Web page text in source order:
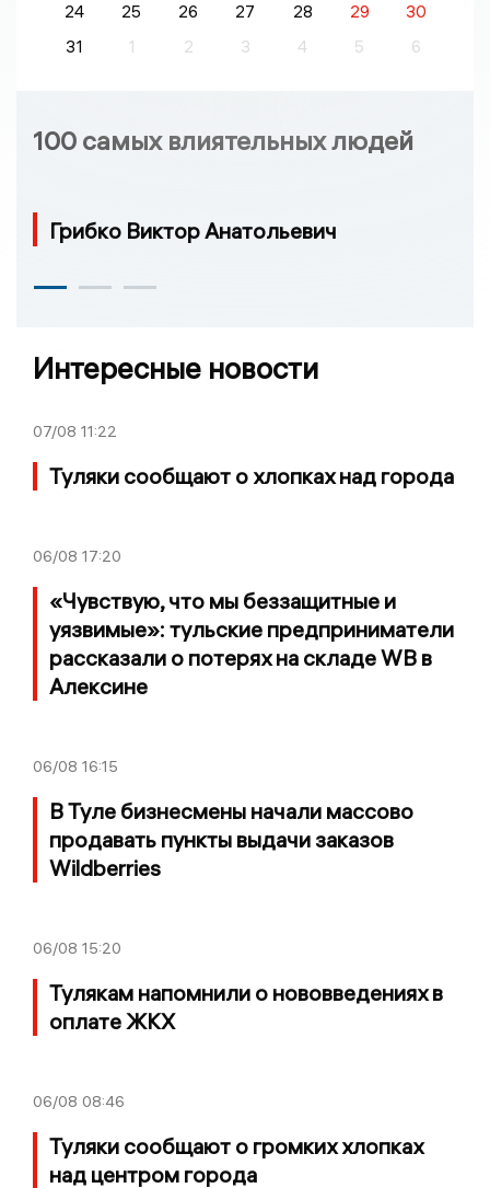
24
25 26 27 28 29
30
31
1 2 3 4 5 6
100 самых влиятельных людей
Грибко Виктор Анатольевич
Интересные новости
07/08 11:22
Туляки сообщают о хлопках над города
06/08 17:20
«Чувствую, что мы беззащитные и
уязвимые»: тульские предприниматели
рассказали о потерях на складе WB в
Алексине
06/08 16:15
В Туле бизнесмены начали массово
продавать пункты выдачи заказов
Wildberries
06/08 15:20
Тулякам напомнили о нововведениях в
оплате ЖКХ
06/08 08:46
Туляки сообщают о громких хлопках
над центром города